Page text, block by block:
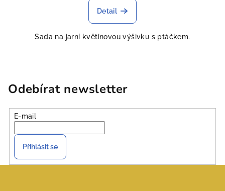
Detail
Sada na jarní květinovou výšivku s ptáčkem.
Odebírat newsletter
E-mail
Přihlásit se